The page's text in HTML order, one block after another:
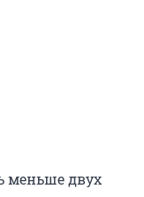
меньше двух